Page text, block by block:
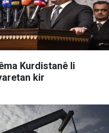
Kurdistanê li
kir